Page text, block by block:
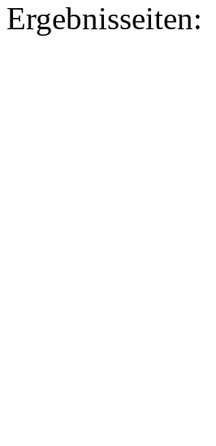
Ergebnisseiten: